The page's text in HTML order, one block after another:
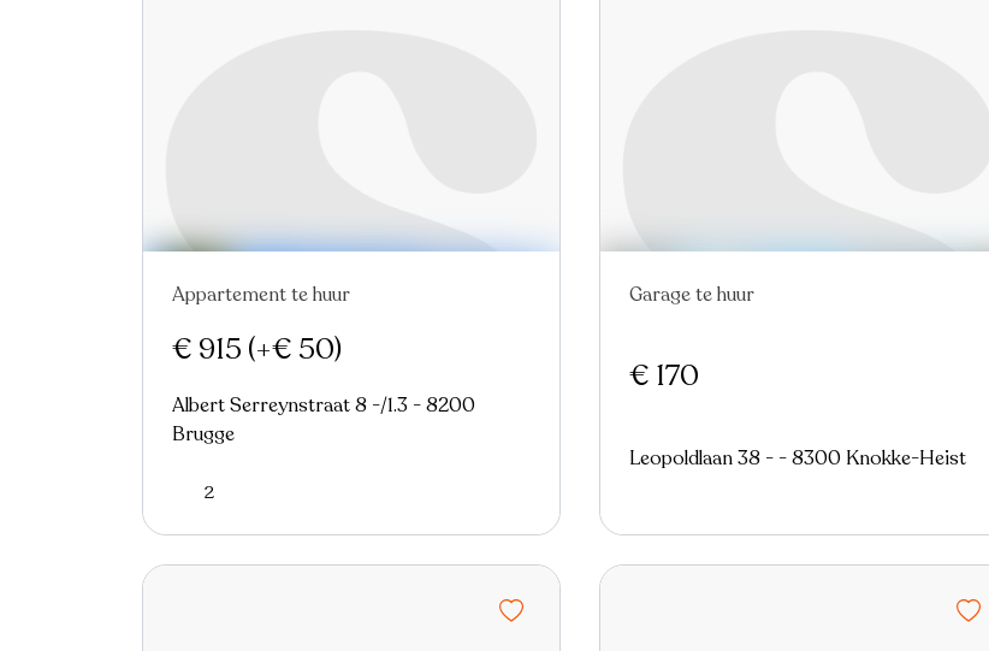
Nieuw
Appartement te huur
€ 915 (+€ 50)
Albert Serreynstraat 8 -/1.3 - 8200
Brugge
2
Nieuw
Garage te huur
€ 170
Leopoldlaan 38 - - 8300 Knokke-Heist